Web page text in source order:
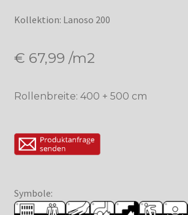
Kollektion: Lanoso 200
€ 67,99 /m2
Rollenbreite: 400 + 500 cm
Symbole: